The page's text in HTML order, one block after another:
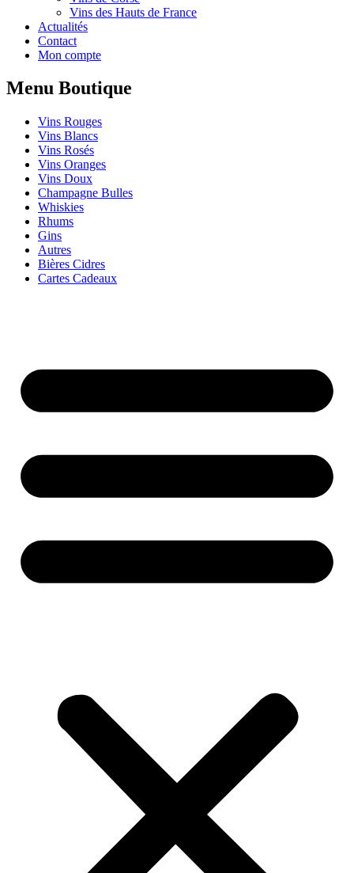
Vins des Hauts de France
Actualités
Contact
Mon compte
Menu Boutique
Vins Rouges
Vins Blancs
Vins Rosés
Vins Oranges
Vins Doux
Champagne Bulles
Whiskies
Rhums
Gins
Autres
Bières Cidres
Cartes Cadeaux